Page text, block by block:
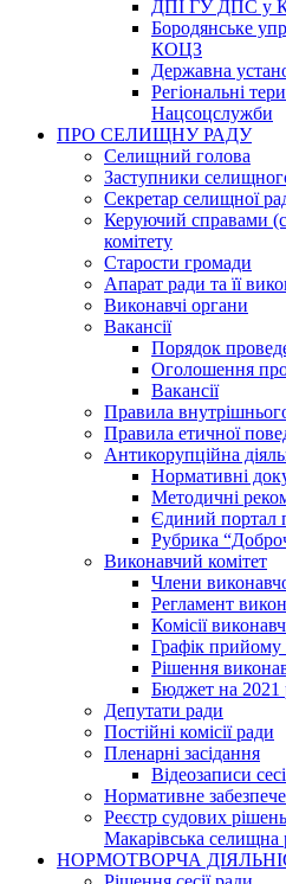
ДПІ ГУ ДПС у
Бородянське
КОЦЗ
Державна
Регіональні
Нацсоцслужби
ПРО СЕЛИЩНУ РАДУ
Селищний голова
Заступники
Секретар селищної
Керуючий справами
комітету
Старости громади
Апарат ради та її
Виконавчі органи
Вакансії
Порядок
Оголошення
Вакансії
Правила
Правила етичної
Антикорупційна
Нормативні
Методичні
Єдиний портал
Рубрика
Виконавчий комітет
Члени
Регламент
Комісії
Графік прийому
Рішення
Бюджет на 2021
Депутати ради
Постійні комісії ради
Пленарні засідання
Відеозаписи
Нормативне
Реєстр судових
Макарівська селищна
НОРМОТВОРЧА